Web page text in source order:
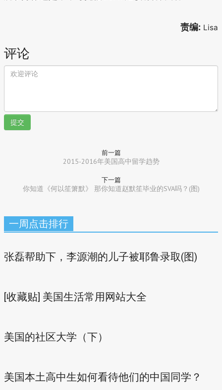
责编: Lisa
评论
提交
前一篇
2015-2016年美国高中留学趋势
下一篇
你知道《何以笙箫默》 那你知道赵默笙毕业的SVA吗？(图)
一周点击排行
张磊帮助下，李源潮的儿子被耶鲁录取(图)
[收藏贴] 美国生活常用网站大全
美国的社区大学（下）
美国本土高中生如何看待他们的中国同学？